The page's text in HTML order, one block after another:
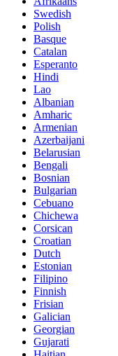
Swedish
Polish
Basque
Catalan
Esperanto
Hindi
Lao
Albanian
Amharic
Armenian
Azerbaijani
Belarusian
Bengali
Bosnian
Bulgarian
Cebuano
Chichewa
Corsican
Croatian
Dutch
Estonian
Filipino
Finnish
Frisian
Galician
Georgian
Gujarati